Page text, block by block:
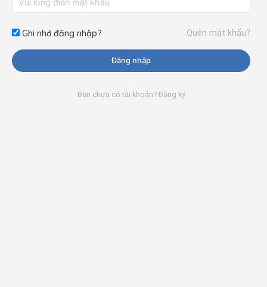
Ghi nhớ đăng nhập? Quên mật khẩu?
Đăng nhập
Bạn chưa có tài khoản? Đăng ký